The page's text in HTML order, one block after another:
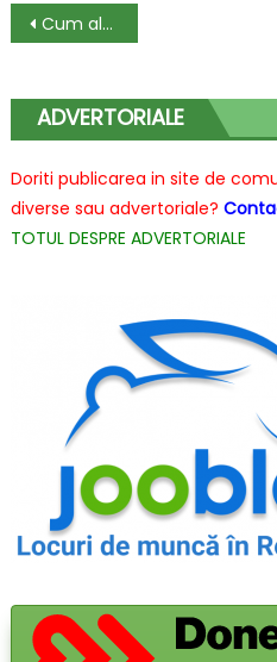
Navigare
articole
Cum alegi boxele potrivite
ADVERTORIALE
Doriti publicarea in site de
diverse sau advertoriale?
TOTUL DESPRE ADVERTORIALE